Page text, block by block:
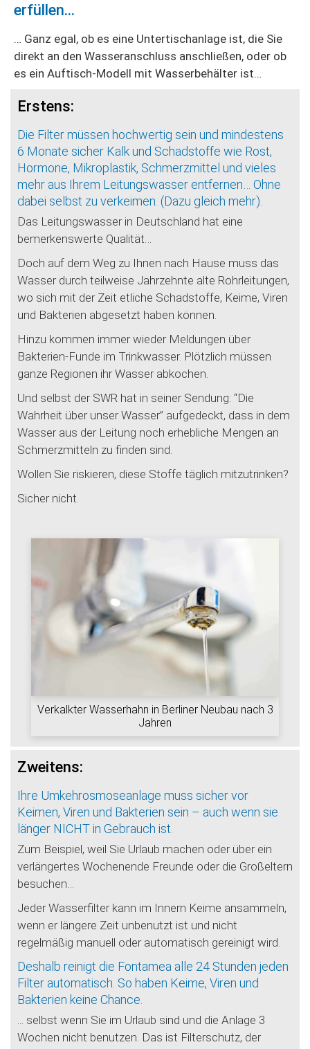
erfüllen...
… Ganz egal, ob es eine Untertischanlage ist, die Sie
direkt an den Wasseranschluss anschließen, oder ob
es ein Auftisch-Modell mit Wasserbehälter ist…
Erstens:
Die Filter müssen hochwertig sein und mindestens
6 Monate sicher Kalk und Schadstoffe wie Rost,
Hormone, Mikroplastik, Schmerzmittel und vieles
mehr aus Ihrem Leitungswasser entfernen… Ohne
dabei selbst zu verkeimen. (Dazu gleich mehr).
Das Leitungswasser in Deutschland hat eine
bemerkenswerte Qualität…
Doch auf dem Weg zu Ihnen nach Hause muss das
Wasser durch teilweise Jahrzehnte alte Rohrleitungen,
wo sich mit der Zeit etliche Schadstoffe, Keime, Viren
und Bakterien abgesetzt haben können.
Hinzu kommen immer wieder Meldungen über
Bakterien-Funde im Trinkwasser. Plötzlich müssen
ganze Regionen ihr Wasser abkochen.
Und selbst der SWR hat in seiner Sendung: “Die
Wahrheit über unser Wasser” aufgedeckt, dass in dem
Wasser aus der Leitung noch erhebliche Mengen an
Schmerzmitteln zu finden sind.
Wollen Sie riskieren, diese Stoffe täglich mitzutrinken?
Sicher nicht.
Verkalkter Wasserhahn in Berliner Neubau nach 3
Jahren
Zweitens:
Ihre Umkehrosmoseanlage muss sicher vor
Keimen, Viren und Bakterien sein – auch wenn sie
länger NICHT in Gebrauch ist.
Zum Beispiel, weil Sie Urlaub machen oder über ein
verlängertes Wochenende Freunde oder die Großeltern
besuchen…
Jeder Wasserfilter kann im Innern Keime ansammeln,
wenn er längere Zeit unbenutzt ist und nicht
regelmäßig manuell oder automatisch gereinigt wird.
Deshalb reinigt die Fontamea alle 24 Stunden jeden
Filter automatisch. So haben Keime, Viren und
Bakterien keine Chance.
... selbst wenn Sie im Urlaub sind und die Anlage 3
Wochen nicht benutzen. Das ist Filterschutz, der